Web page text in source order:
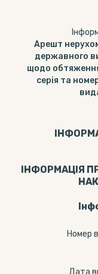
Арешт
державного
щодо
серія та
ІНФОРМАЦІЯ
Номер
Дата